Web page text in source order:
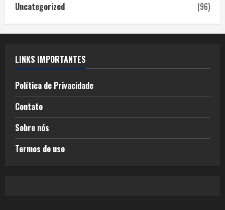
Uncategorized
(96)
LINKS IMPORTANTES
Política de Privacidade
Contato
Sobre nós
Termos de uso